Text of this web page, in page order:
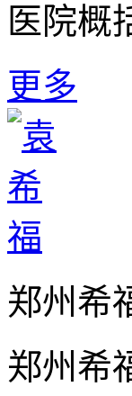
医院概
更多
郑州希
郑州希